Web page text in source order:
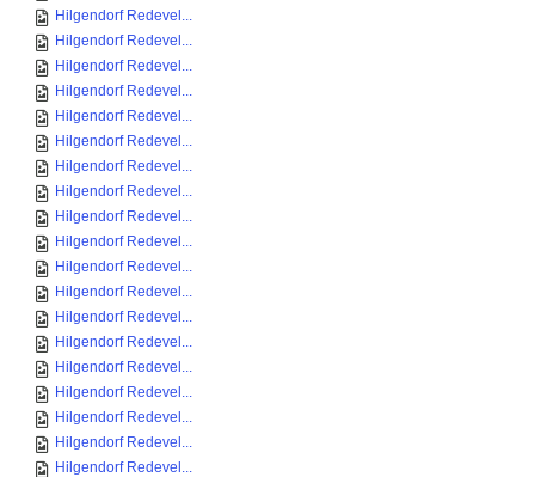
Hilgendorf Redevel...
Hilgendorf Redevel...
Hilgendorf Redevel...
Hilgendorf Redevel...
Hilgendorf Redevel...
Hilgendorf Redevel...
Hilgendorf Redevel...
Hilgendorf Redevel...
Hilgendorf Redevel...
Hilgendorf Redevel...
Hilgendorf Redevel...
Hilgendorf Redevel...
Hilgendorf Redevel...
Hilgendorf Redevel...
Hilgendorf Redevel...
Hilgendorf Redevel...
Hilgendorf Redevel...
Hilgendorf Redevel...
Hilgendorf Redevel...